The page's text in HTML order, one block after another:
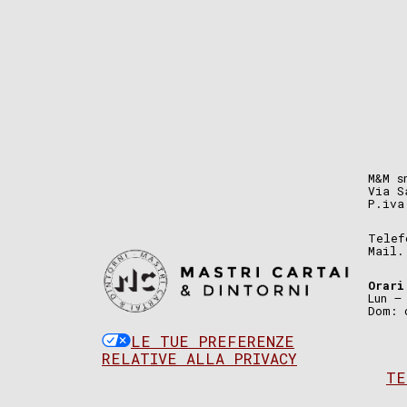
LE TUE PREFERENZE
RELATIVE ALLA PRIVACY
Via
Mail.
Lun
Dom: